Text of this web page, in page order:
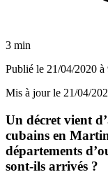
3 min
Publié le 21/04/2020 à
Mis à jour le 21/04/
Un décret vient
cubains en
départements
sont-ils arrivés ?